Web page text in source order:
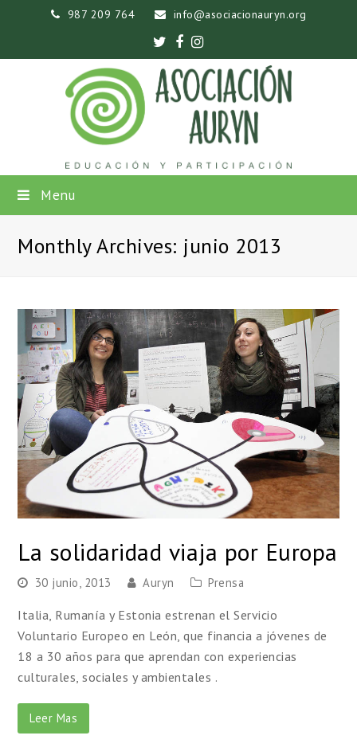
987 209 764 info@asociacionauryn.org
Twitter
Facebook
Instagram
Menu
Monthly Archives: junio 2013
La solidaridad viaja por Europa
30 junio, 2013 Auryn Prensa
Italia, Rumanía y Estonia estrenan el Servicio
Voluntario Europeo en León, que financia a jóvenes de
18 a 30 años para que aprendan con experiencias
culturales, sociales y ambientales .
Leer Mas